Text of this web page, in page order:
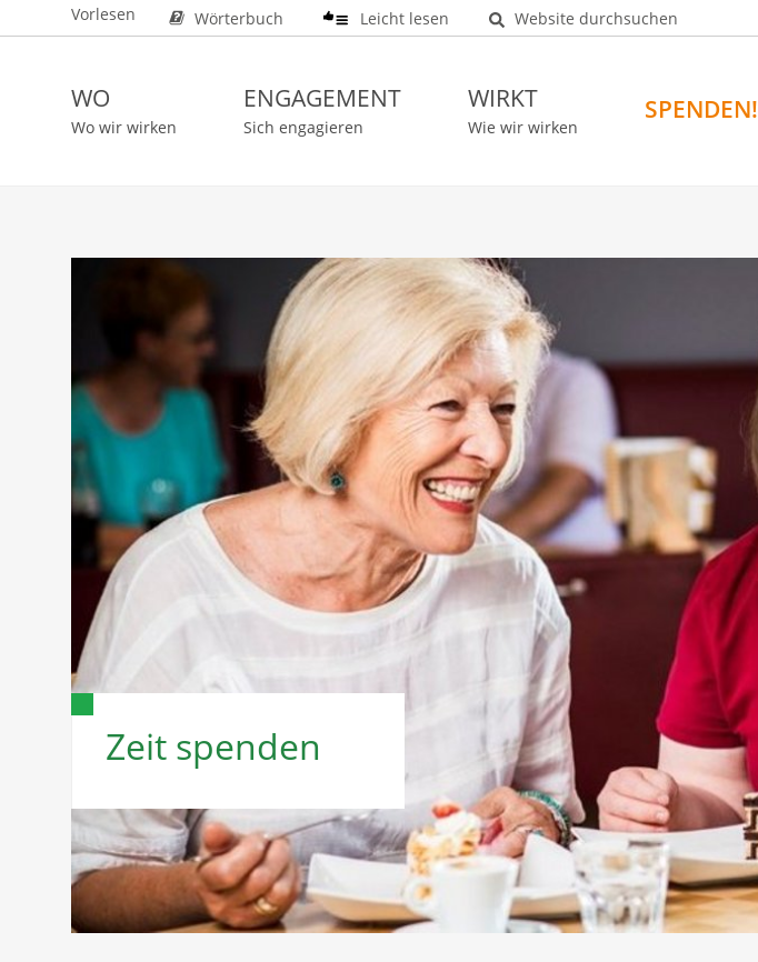
Vorlesen Wörterbuch Leicht lesen Website durchsuchen
WO
Wo wir wirken
ENGAGEMENT
Sich engagieren
WIRKT
Wie wir wirken
SPENDEN!
Zeit spenden